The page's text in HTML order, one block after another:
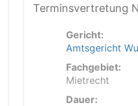
Terminsvertretung
Gericht:
Amtsgericht
Fachgebiet:
Mietrecht
Dauer: